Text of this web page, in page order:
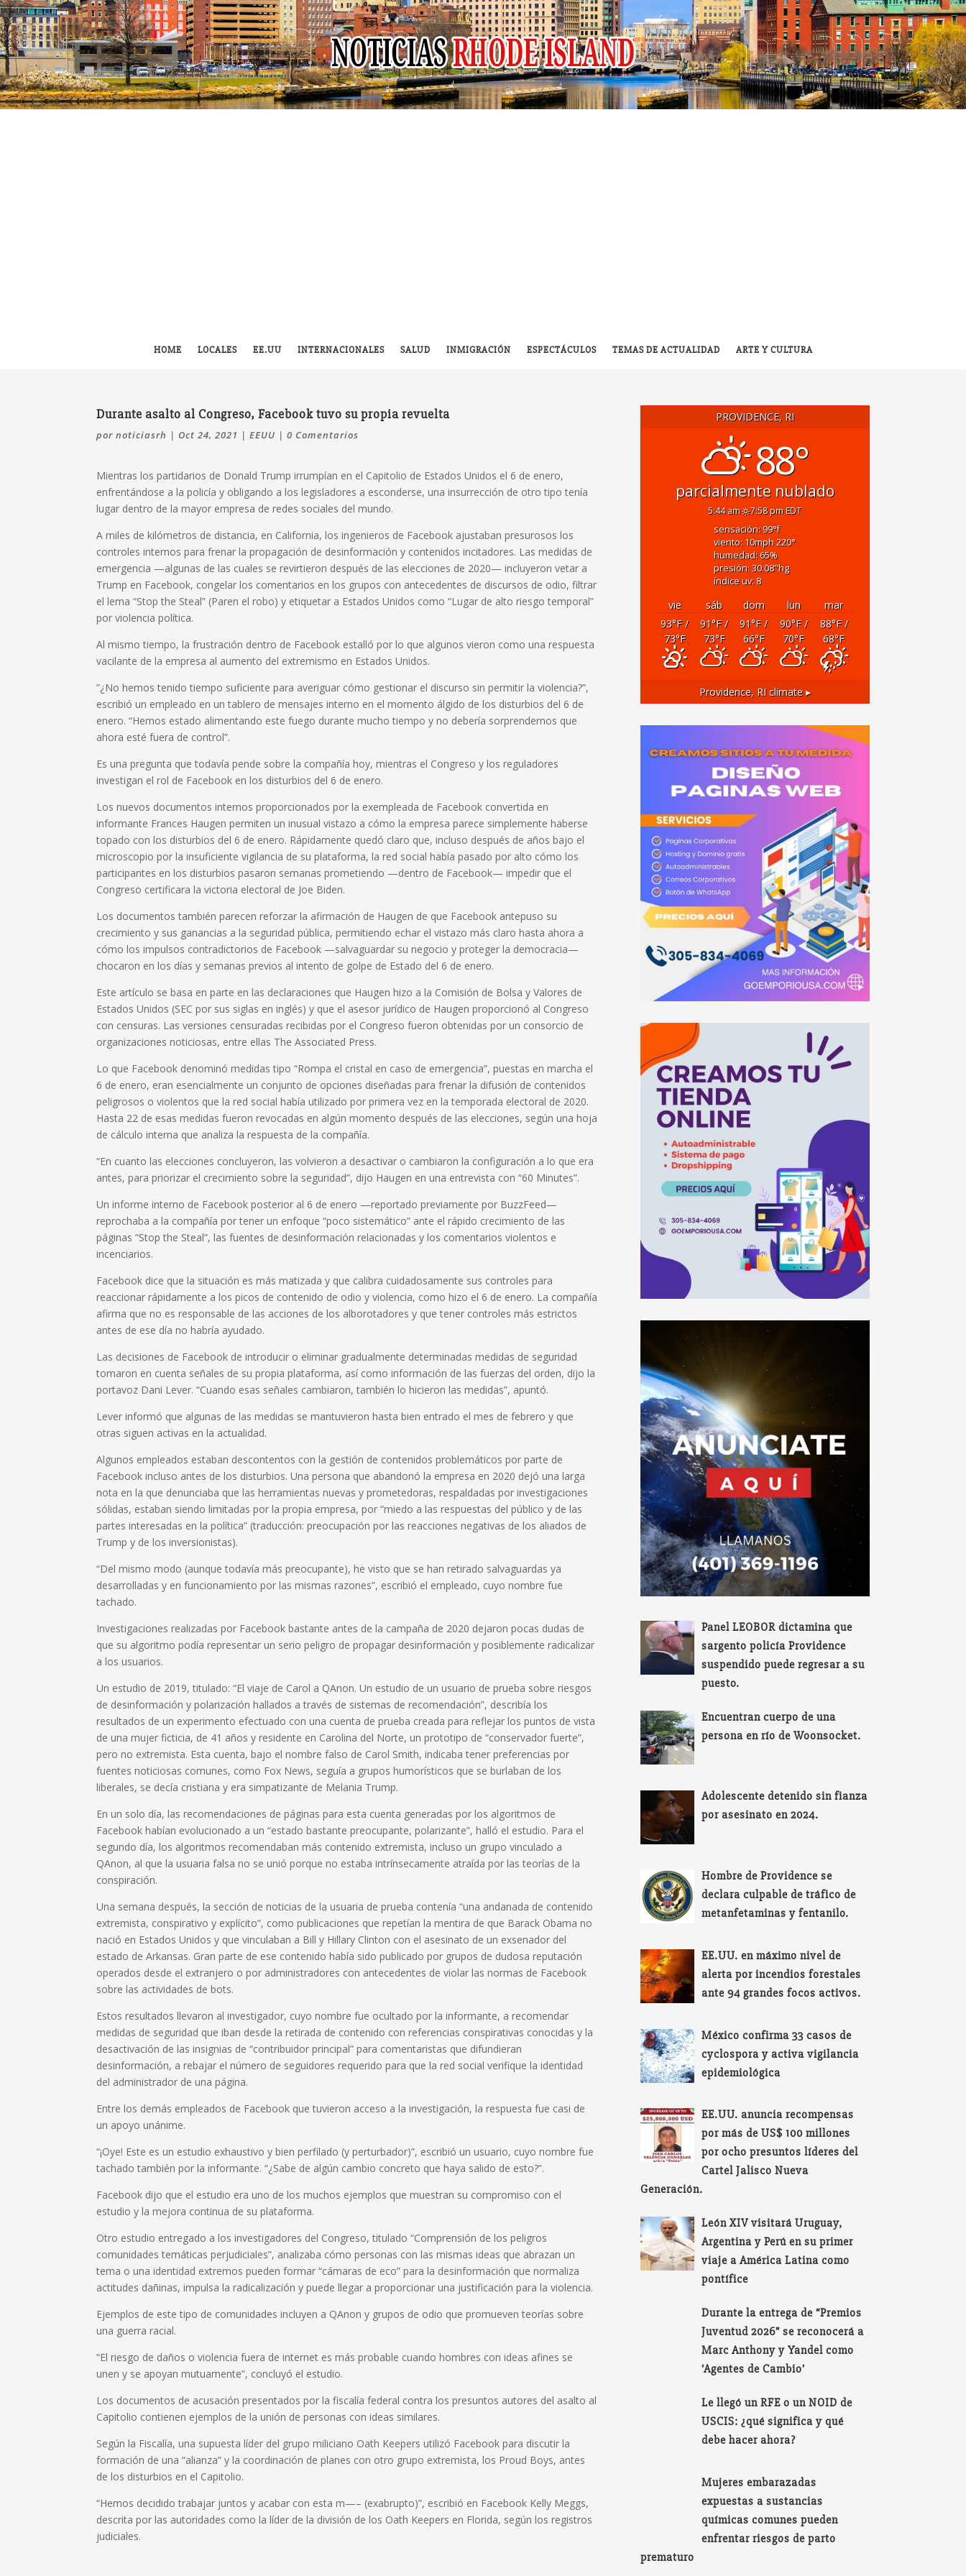
HOME LOCALES EE.UU INTERNACIONALES SALUD INMIGRACIÓN ESPECTÁCULOS TEMAS DE ACTUALIDAD ARTE Y CULTURA
Durante asalto al Congreso, Facebook tuvo su propia revuelta
pornoticiasrh | Oct 24, 2021 |EEUU |0 Comentarios
Mientras los partidarios de Donald Trump irrumpían en el Capitolio de Estados Unidos el 6 de enero,
enfrentándose a la policía y obligando a los legisladores a esconderse, una insurrección de otro tipo tenía
lugar dentro de la mayor empresa de redes sociales del mundo.
A miles de kilómetros de distancia, en California, los ingenieros de Facebook ajustaban presurosos los
controles internos para frenar la propagación de desinformación y contenidos incitadores. Las medidas de
emergencia —algunas de las cuales se revirtieron después de las elecciones de 2020— incluyeron vetar a
Trump en Facebook, congelar los comentarios en los grupos con antecedentes de discursos de odio, filtrar
el lema “Stop the Steal” (Paren el robo) y etiquetar a Estados Unidos como “Lugar de alto riesgo temporal”
por violencia política.
Al mismo tiempo, la frustración dentro de Facebook estalló por lo que algunos vieron como una respuesta
vacilante de la empresa al aumento del extremismo en Estados Unidos.
”¿No hemos tenido tiempo suficiente para averiguar cómo gestionar el discurso sin permitir la violencia?”,
escribió un empleado en un tablero de mensajes interno en el momento álgido de los disturbios del 6 de
enero. “Hemos estado alimentando este fuego durante mucho tiempo y no debería sorprendernos que
ahora esté fuera de control”.
Es una pregunta que todavía pende sobre la compañía hoy, mientras el Congreso y los reguladores
investigan el rol de Facebook en los disturbios del 6 de enero.
Los nuevos documentos internos proporcionados por la exempleada de Facebook convertida en
informante Frances Haugen permiten un inusual vistazo a cómo la empresa parece simplemente haberse
topado con los disturbios del 6 de enero. Rápidamente quedó claro que, incluso después de años bajo el
microscopio por la insuficiente vigilancia de su plataforma, la red social había pasado por alto cómo los
participantes en los disturbios pasaron semanas prometiendo —dentro de Facebook— impedir que el
Congreso certificara la victoria electoral de Joe Biden.
Los documentos también parecen reforzar la afirmación de Haugen de que Facebook antepuso su
crecimiento y sus ganancias a la seguridad pública, permitiendo echar el vistazo más claro hasta ahora a
cómo los impulsos contradictorios de Facebook —salvaguardar su negocio y proteger la democracia—
chocaron en los días y semanas previos al intento de golpe de Estado del 6 de enero.
Este artículo se basa en parte en las declaraciones que Haugen hizo a la Comisión de Bolsa y Valores de
Estados Unidos (SEC por sus siglas en inglés) y que el asesor jurídico de Haugen proporcionó al Congreso
con censuras. Las versiones censuradas recibidas por el Congreso fueron obtenidas por un consorcio de
organizaciones noticiosas, entre ellas The Associated Press.
Lo que Facebook denominó medidas tipo “Rompa el cristal en caso de emergencia”, puestas en marcha el
6 de enero, eran esencialmente un conjunto de opciones diseñadas para frenar la difusión de contenidos
peligrosos o violentos que la red social había utilizado por primera vez en la temporada electoral de 2020.
Hasta 22 de esas medidas fueron revocadas en algún momento después de las elecciones, según una hoja
de cálculo interna que analiza la respuesta de la compañía.
“En cuanto las elecciones concluyeron, las volvieron a desactivar o cambiaron la configuración a lo que era
antes, para priorizar el crecimiento sobre la seguridad”, dijo Haugen en una entrevista con “60 Minutes”.
Un informe interno de Facebook posterior al 6 de enero —reportado previamente por BuzzFeed—
reprochaba a la compañía por tener un enfoque “poco sistemático” ante el rápido crecimiento de las
páginas “Stop the Steal”, las fuentes de desinformación relacionadas y los comentarios violentos e
incenciarios.
Facebook dice que la situación es más matizada y que calibra cuidadosamente sus controles para
reaccionar rápidamente a los picos de contenido de odio y violencia, como hizo el 6 de enero. La compañía
afirma que no es responsable de las acciones de los alborotadores y que tener controles más estrictos
antes de ese día no habría ayudado.
Las decisiones de Facebook de introducir o eliminar gradualmente determinadas medidas de seguridad
tomaron en cuenta señales de su propia plataforma, así como información de las fuerzas del orden, dijo la
portavoz Dani Lever. “Cuando esas señales cambiaron, también lo hicieron las medidas”, apuntó.
Lever informó que algunas de las medidas se mantuvieron hasta bien entrado el mes de febrero y que
otras siguen activas en la actualidad.
Algunos empleados estaban descontentos con la gestión de contenidos problemáticos por parte de
Facebook incluso antes de los disturbios. Una persona que abandonó la empresa en 2020 dejó una larga
nota en la que denunciaba que las herramientas nuevas y prometedoras, respaldadas por investigaciones
sólidas, estaban siendo limitadas por la propia empresa, por “miedo a las respuestas del público y de las
partes interesadas en la política” (traducción: preocupación por las reacciones negativas de los aliados de
Trump y de los inversionistas).
“Del mismo modo (aunque todavía más preocupante), he visto que se han retirado salvaguardas ya
desarrolladas y en funcionamiento por las mismas razones”, escribió el empleado, cuyo nombre fue
tachado.
Investigaciones realizadas por Facebook bastante antes de la campaña de 2020 dejaron pocas dudas de
que su algoritmo podía representar un serio peligro de propagar desinformación y posiblemente radicalizar
a los usuarios.
Un estudio de 2019, titulado: “El viaje de Carol a QAnon. Un estudio de un usuario de prueba sobre riesgos
de desinformación y polarización hallados a través de sistemas de recomendación”, describía los
resultados de un experimento efectuado con una cuenta de prueba creada para reflejar los puntos de vista
de una mujer ficticia, de 41 años y residente en Carolina del Norte, un prototipo de “conservador fuerte”,
pero no extremista. Esta cuenta, bajo el nombre falso de Carol Smith, indicaba tener preferencias por
fuentes noticiosas comunes, como Fox News, seguía a grupos humorísticos que se burlaban de los
liberales, se decía cristiana y era simpatizante de Melania Trump.
En un solo día, las recomendaciones de páginas para esta cuenta generadas por los algoritmos de
Facebook habían evolucionado a un “estado bastante preocupante, polarizante”, halló el estudio. Para el
segundo día, los algoritmos recomendaban más contenido extremista, incluso un grupo vinculado a
QAnon, al que la usuaria falsa no se unió porque no estaba intrínsecamente atraída por las teorías de la
conspiración.
Una semana después, la sección de noticias de la usuaria de prueba contenía “una andanada de contenido
extremista, conspirativo y explícito”, como publicaciones que repetían la mentira de que Barack Obama no
nació en Estados Unidos y que vinculaban a Bill y Hillary Clinton con el asesinato de un exsenador del
estado de Arkansas. Gran parte de ese contenido había sido publicado por grupos de dudosa reputación
operados desde el extranjero o por administradores con antecedentes de violar las normas de Facebook
sobre las actividades de bots.
Estos resultados llevaron al investigador, cuyo nombre fue ocultado por la informante, a recomendar
medidas de seguridad que iban desde la retirada de contenido con referencias conspirativas conocidas y la
desactivación de las insignias de “contribuidor principal” para comentaristas que difundieran
desinformación, a rebajar el número de seguidores requerido para que la red social verifique la identidad
del administrador de una página.
Entre los demás empleados de Facebook que tuvieron acceso a la investigación, la respuesta fue casi de
un apoyo unánime.
“¡Oye! Este es un estudio exhaustivo y bien perfilado (y perturbador)”, escribió un usuario, cuyo nombre fue
tachado también por la informante. “¿Sabe de algún cambio concreto que haya salido de esto?”.
Facebook dijo que el estudio era uno de los muchos ejemplos que muestran su compromiso con el
estudio y la mejora continua de su plataforma.
Otro estudio entregado a los investigadores del Congreso, titulado “Comprensión de los peligros
comunidades temáticas perjudiciales”, analizaba cómo personas con las mismas ideas que abrazan un
tema o una identidad extremos pueden formar “cámaras de eco” para la desinformación que normaliza
actitudes dañinas, impulsa la radicalización y puede llegar a proporcionar una justificación para la violencia.
Ejemplos de este tipo de comunidades incluyen a QAnon y grupos de odio que promueven teorías sobre
una guerra racial.
“El riesgo de daños o violencia fuera de internet es más probable cuando hombres con ideas afines se
unen y se apoyan mutuamente”, concluyó el estudio.
Los documentos de acusación presentados por la fiscalía federal contra los presuntos autores del asalto al
Capitolio contienen ejemplos de la unión de personas con ideas similares.
Según la Fiscalía, una supuesta líder del grupo miliciano Oath Keepers utilizó Facebook para discutir la
formación de una “alianza” y la coordinación de planes con otro grupo extremista, los Proud Boys, antes
de los disturbios en el Capitolio.
“Hemos decidido trabajar juntos y acabar con esta m—– (exabrupto)”, escribió en Facebook Kelly Meggs,
descrita por las autoridades como la líder de la división de los Oath Keepers en Florida, según los registros
judiciales.
PROVIDENCE, RI
88°
parcialmente nublado
5:44 am 7:58 pm EDT
sensación: 99°f
viento: 10mph220°
humedad: 65%
presión: 30.08"hg
índice uv: 8
vie sáb dom lun
mar
93°F/
73°F
91°F/
73°F
91°F/
66°F
90°F/
70°F
88°F/
68°F
Providence, RIclimate ▸
Panel LEOBOR dictamina que
sargento policía Providence
suspendido puede regresar a su
puesto.
Encuentran cuerpo de una
persona en río de Woonsocket.
Adolescente detenido sin fianza
por asesinato en 2024.
Hombre de Providence se
declara culpable de tráfico de
metanfetaminas y fentanilo.
EE.UU. en máximo nivel de
alerta por incendios forestales
ante 94 grandes focos activos.
México confirma 33 casos de
cyclospora y activa vigilancia
epidemiológica
EE.UU. anuncia recompensas
por más de US$ 100 millones
por ocho presuntos líderes del
Cartel Jalisco Nueva
Generación.
León XIV visitará Uruguay,
Argentina y Perú en su primer
viaje a América Latina como
pontífice
Durante la entrega de “Premios
Juventud 2026” se reconocerá a
Marc Anthony y Yandel como
‘Agentes de Cambio’
Le llegó un RFE o un NOID de
USCIS: ¿qué significa y qué
debe hacer ahora?
Mujeres embarazadas
expuestas a sustancias
químicas comunes pueden
enfrentar riesgos de parto
prematuro